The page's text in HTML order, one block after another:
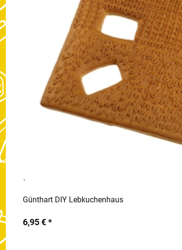
Günthart DIY Lebkuchenhaus
6,95 € *